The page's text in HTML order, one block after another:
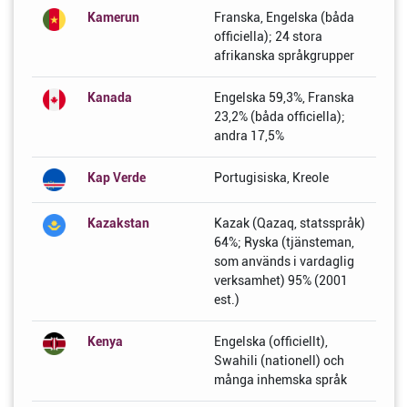
Kamerun
Franska, Engelska (båda
officiella); 24 stora
afrikanska språkgrupper
Kanada
Engelska 59,3%, Franska
23,2% (båda officiella);
andra 17,5%
Kap Verde Portugisiska, Kreole
Kazakstan
Kazak (Qazaq, statsspråk)
64%; Ryska (tjänsteman,
som används i vardaglig
verksamhet) 95% (2001
est.)
Kenya
Engelska (officiellt),
Swahili (nationell) och
många inhemska språk